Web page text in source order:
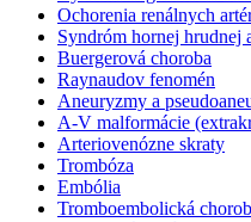
Ochorenia renálnych
Syndróm hornej hrudnej
Buergerová choroba
Raynaudov fenomén
Aneuryzmy a
A-V malformácie
Arteriovenózne skraty
Trombóza
Embólia
Tromboembolická